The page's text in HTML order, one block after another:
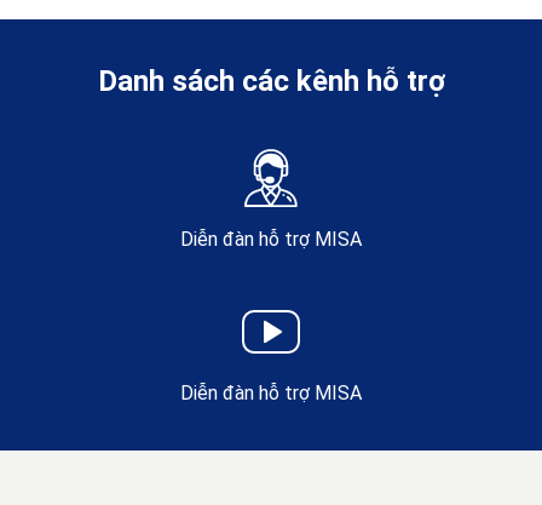
Danh sách các kênh hỗ trợ
Diễn đàn hỗ trợ MISA
Diễn đàn hỗ trợ MISA